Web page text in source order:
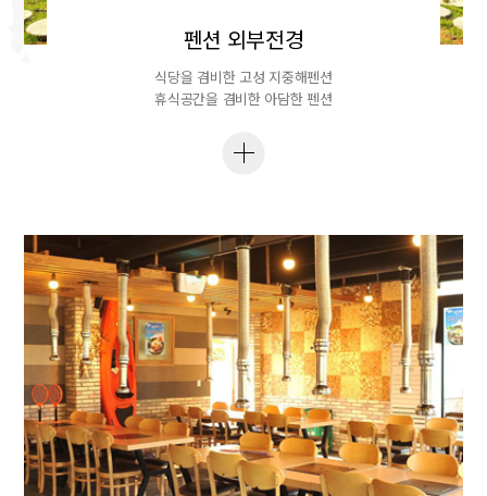
펜션 외부전경
식당을 겸비한 고성 지중해펜션
휴식공간을 겸비한 아담한 펜션